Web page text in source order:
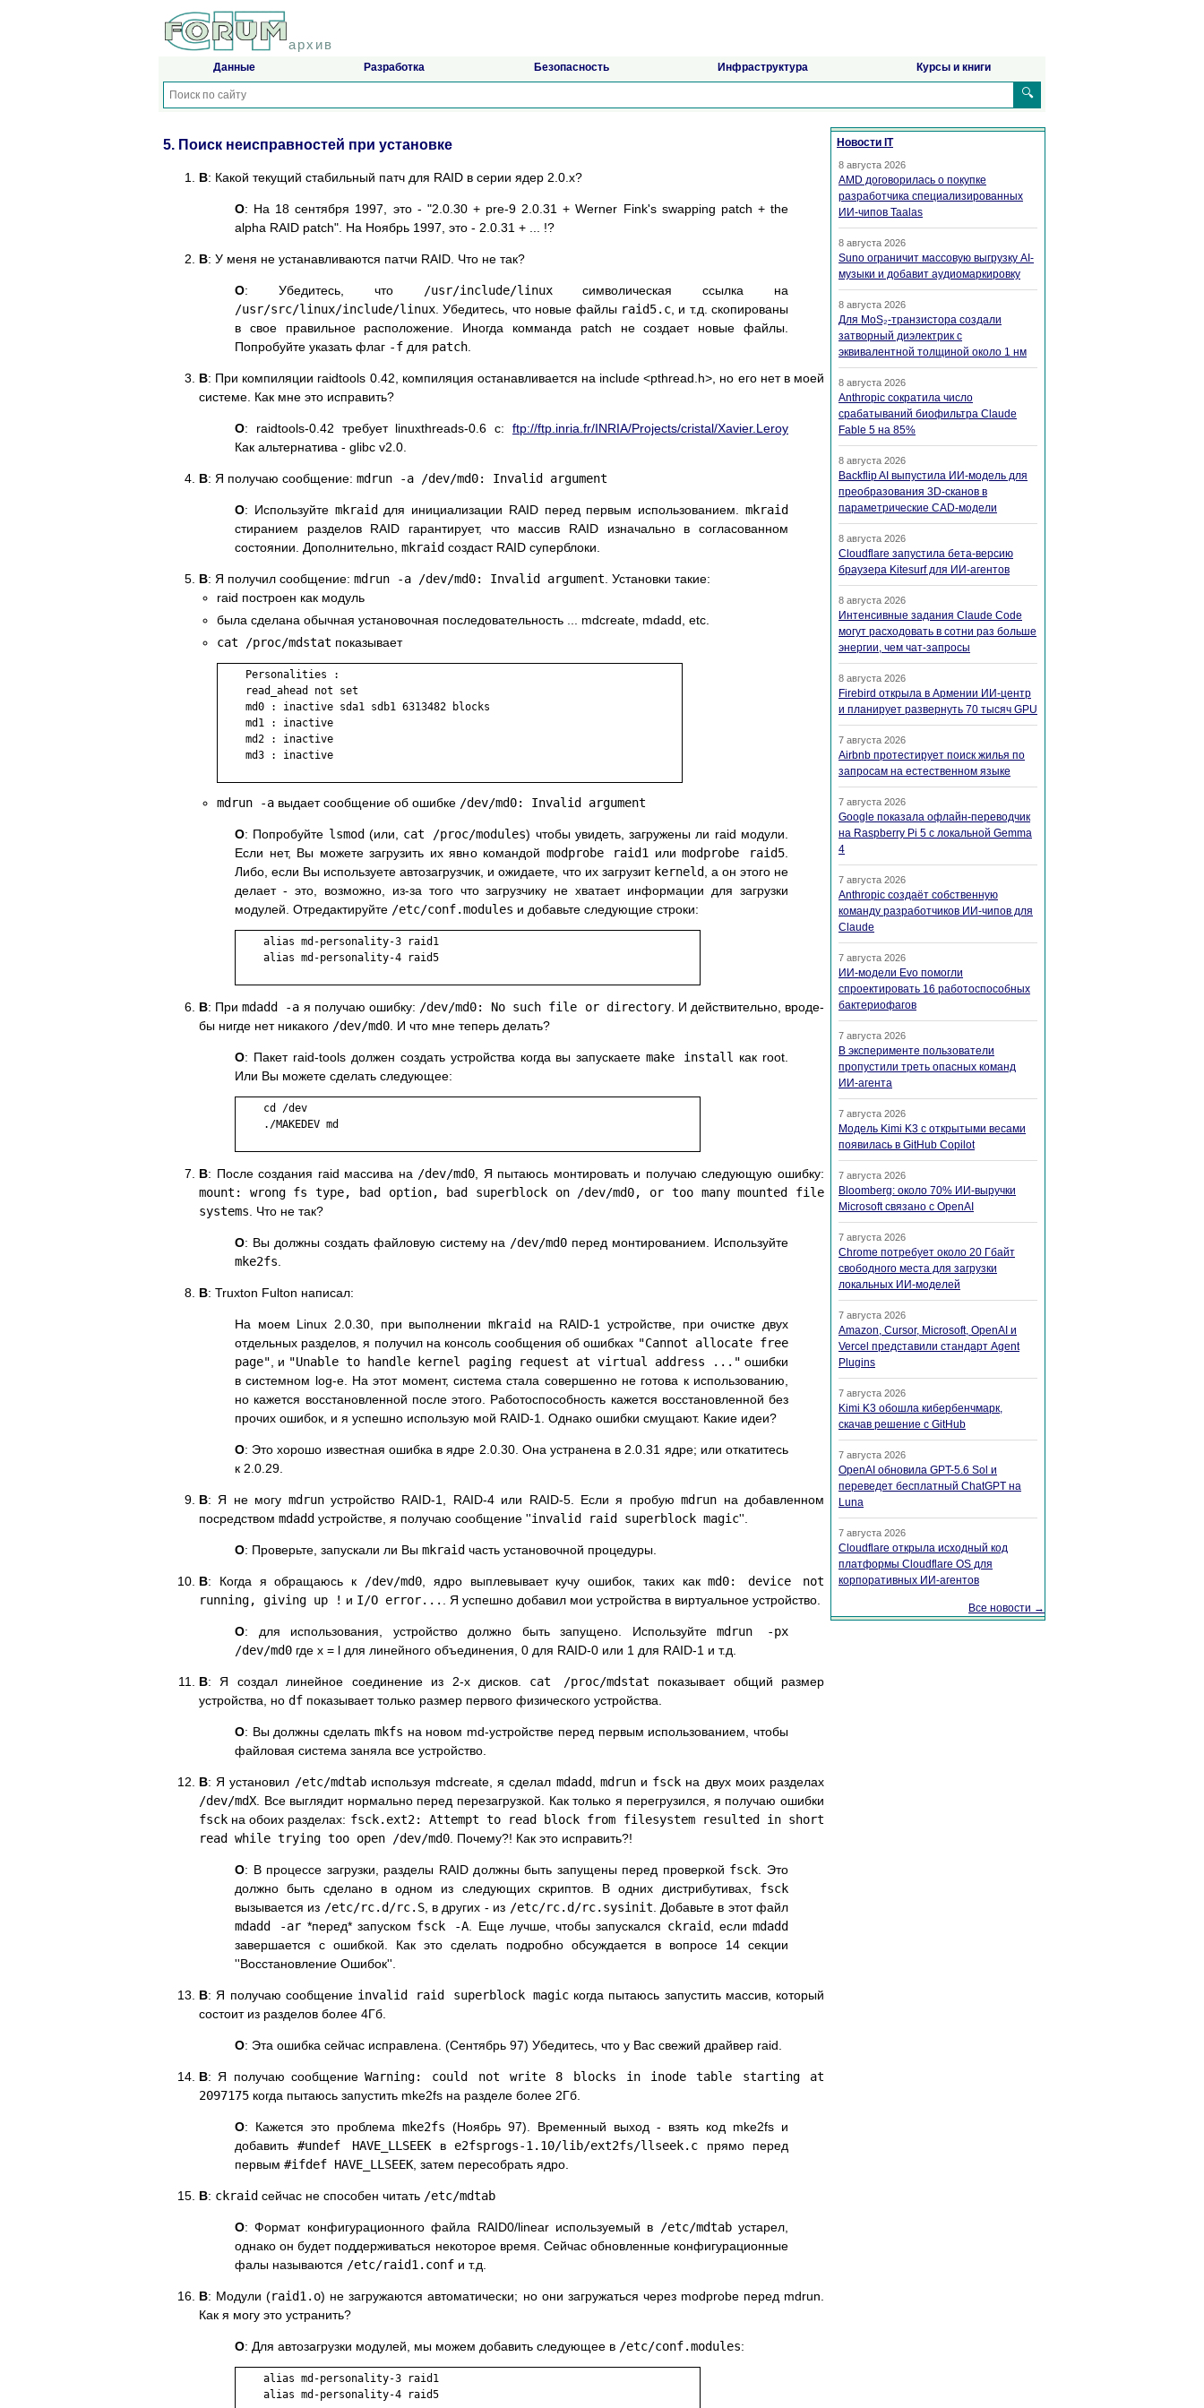
архив
Данные Разработка Безопасность Инфраструктура Курсы и книги
🔍
5. Поиск неисправностей при установке
В: Какой текущий стабильный патч для RAID в серии ядер 2.0.x?
О: На 18 сентября 1997, это - "2.0.30 + pre-9 2.0.31 + Werner Fink's swapping patch + the
alpha RAID patch". На Ноябрь 1997, это - 2.0.31 + ... !?
В: У меня не устанавливаются патчи RAID. Что не так?
О: Убедитесь, что /usr/include/linuxсимволическая ссылка на
/usr/src/linux/include/linux . Убедитесь, что новые файлы raid5.c, и т.д. скопированы
в свое правильное расположение. Иногда комманда patch не создает новые файлы.
Попробуйте указать флаг -f для patch
В: При компиляции raidtools 0.42, компиляция останавливается на include <pthread.h>, но его нет в моей
системе. Как мне это исправить?
О: raidtools-0.42 требует linuxthreads-0.6 с: ftp://ftp.inria.fr/INRIA/Projects/cristal/Xavier.Leroy
Как альтернатива - glibc v2.0.
В: Я получаю сообщение: mdrun -a /dev/md0: Invalid argument
О: Используйте mkraid для инициализации RAID перед первым использованием.mkraid
стиранием разделов RAID гарантирует, что массив RAID изначально в согласованном
состоянии. Дополнительно, mkraid создаст RAID суперблоки.
В: Я получил сообщение: mdrun -a /dev/md0: Invalid argument . Установки такие:
raid построен как модуль
была сделана обычная установочная последовательность ... mdcreate, mdadd, etc.
cat /proc/mdstat показывает
    Personalities :
    read_ahead not set
    md0 : inactive sda1 sdb1 6313482 blocks
    md1 : inactive
    md2 : inactive
    md3 : inactive
mdrun -a выдает сообщение об ошибке /dev/md0: Invalid argument
О: Попробуйте lsmod (или, cat /proc/modules) чтобы увидеть, загружены ли raid модули.
Если нет, Вы можете загрузить их явно командой modprobe raid1 илиmodprobe raid5
Либо, если Вы используете автозагрузчик, и ожидаете, что их загрузит kerneld
, а он этого не
делает - это, возможно, из-за того что загрузчику не хватает информации для загрузки
модулей. Отредактируйте /etc/conf.modules и добавьте следующие строки:
    alias md-personality-3 raid1
    alias md-personality-4 raid5
В: Приmdadd -a я получаю ошибку: /dev/md0: No such file or directory. И действительно, вроде-
бы нигде нет никакого /dev/md0 . И что мне теперь делать?
О: Пакет raid-tools должен создать устройства когда вы запускаетеmake install
как root.
Или Вы можете сделать следующее:
    cd /dev
    ./MAKEDEV md
В: После создания raid массива на /dev/md0 , Я пытаюсь монтировать и получаю следующую ошибку:
mount: wrong fs type, bad option, bad superblock on /dev/md0, or too many mounted file
systems . Что не так?
О: Вы должны создать файловую систему на /dev/md0 перед монтированием. Используйте
mke2fs
В: Truxton Fulton написал:
На моем Linux 2.0.30, при выполнении mkraid
на RAID-1 устройстве, при очистке двух
отдельных разделов, я получил на консоль сообщения об ошибках "Cannot allocate free
page" , и "Unable to handle kernel paging request at virtual address ..." ошибки
в системном log-е. На этот момент, система стала совершенно не готова к использованию,
но кажется восстановленной после этого. Работоспособность кажется восстановленной без
прочих ошибок, и я успешно использую мой RAID-1. Однако ошибки смущают. Какие идеи?
О: Это хорошо известная ошибка в ядре 2.0.30. Она устранена в 2.0.31 ядре; или откатитесь
к 2.0.29.
В: Я не могу mdrunустройство RAID-1, RAID-4 или RAID-5. Если я пробуюmdrun на добавленном
посредством mdadd устройстве, я получаю сообщение ''invalid raid superblock magic''.
О: Проверьте, запускали ли Вы mkraid часть установочной процедуры.
В: Когда я обращаюсь к /dev/md0, ядро выплевывает кучу ошибок, таких какmd0: device not
running, giving up ! и I/O error... . Я успешно добавил мои устройства в виртуальное устройство.
О: для использования, устройство должно быть запущено. Используйтеmdrun -px
/dev/md0 где x = l для линейного объединения, 0 для RAID-0 или 1 для RAID-1 и т.д.
В: Я создал линейное соединение из 2-х дисков. cat /proc/mdstat показывает общий размер
устройства, но df показывает только размер первого физического устройства.
О: Вы должны сделать mkfs на новом md-устройстве перед первым использованием, чтобы
файловая система заняла все устройство.
В: Я установил /etc/mdtabиспользуя mdcreate, я сделал mdadd mdrunи fsck на двух моих разделах
/dev/mdX . Все выглядит нормально перед перезагрузкой. Как только я перегрузился, я получаю ошибки
fsck на обоих разделах: fsck.ext2: Attempt to read block from filesystem resulted in short
read while trying too open /dev/md0 . Почему?! Как это исправить?!
О: В процессе загрузки, разделы RAID должны быть запущены перед проверкой fsck . Это
должно быть сделано в одном из следующих скриптов. В одних дистрибутивах, fsck
вызывается из /etc/rc.d/rc.S, в других - из /etc/rc.d/rc.sysinit . Добавьте в этот файл
mdadd -ar *перед* запуском fsck -A . Еще лучше, чтобы запускался ckraid , если mdadd
завершается с ошибкой. Как это сделать подробно обсуждается в вопросе 14 секции
''Восстановление Ошибок''.
В: Я получаю сообщение invalid raid superblock magicкогда пытаюсь запустить массив, который
состоит из разделов более 4Гб.
О: Эта ошибка сейчас исправлена. (Сентябрь 97) Убедитесь, что у Вас свежий драйвер raid.
В: Я получаю сообщениеWarning: could not write 8 blocks in inode table starting at
2097175 когда пытаюсь запустить mke2fs на разделе более 2Гб.
О: Кажется это проблема mke2fs (Ноябрь 97). Временный выход - взять код mke2fs и
добавить #undef HAVE_LLSEEK в e2fsprogs-1.10/lib/ext2fs/llseek.c прямо перед
первым #ifdef HAVE_LLSEEK , затем пересобрать ядро.
В: ckraid сейчас не способен читать /etc/mdtab
О: Формат конфигурационного файла RAID0/linear используемый в /etc/mdtabустарел,
однако он будет поддерживаться некоторое время. Сейчас обновленные конфигурационные
фалы называются /etc/raid1.conf и т.д.
В: Модули (raid1.o) не загружаются автоматически; но они загружаться через modprobe перед mdrun.
Как я могу это устранить?
О: Для автозагрузки модулей, мы можем добавить следующее в /etc/conf.modules:
    alias md-personality-3 raid1
    alias md-personality-4 raid5
Новости IT
8 августа 2026
AMD договорилась о покупке
разработчика специализированных
ИИ-чипов Taalas
8 августа 2026
Suno ограничит массовую выгрузку AI-
музыки и добавит аудиомаркировку
8 августа 2026
Для MoS₂-транзистора создали
затворный диэлектрик с
эквивалентной толщиной около 1 нм
8 августа 2026
Anthropic сократила число
срабатываний биофильтра Claude
Fable 5 на 85%
8 августа 2026
Backflip AI выпустила ИИ-модель для
преобразования 3D-сканов в
параметрические CAD-модели
8 августа 2026
Cloudflare запустила бета-версию
браузера Kitesurf для ИИ-агентов
8 августа 2026
Интенсивные задания Claude Code
могут расходовать в сотни раз больше
энергии, чем чат-запросы
8 августа 2026
Firebird открыла в Армении ИИ-центр
и планирует развернуть 70 тысяч GPU
7 августа 2026
Airbnb протестирует поиск жилья по
запросам на естественном языке
7 августа 2026
Google показала офлайн-переводчик
на Raspberry Pi 5 с локальной Gemma
4
7 августа 2026
Anthropic создаёт собственную
команду разработчиков ИИ-чипов для
Claude
7 августа 2026
ИИ-модели Evo помогли
спроектировать 16 работоспособных
бактериофагов
7 августа 2026
В эксперименте пользователи
пропустили треть опасных команд
ИИ-агента
7 августа 2026
Модель Kimi K3 с открытыми весами
появилась в GitHub Copilot
7 августа 2026
Bloomberg: около 70% ИИ-выручки
Microsoft связано с OpenAI
7 августа 2026
Chrome потребует около 20 Гбайт
свободного места для загрузки
локальных ИИ-моделей
7 августа 2026
Amazon, Cursor, Microsoft, OpenAI и
Vercel представили стандарт Agent
Plugins
7 августа 2026
Kimi K3 обошла кибербенчмарк,
скачав решение с GitHub
7 августа 2026
OpenAI обновила GPT-5.6 Sol и
переведет бесплатный ChatGPT на
Luna
7 августа 2026
Cloudflare открыла исходный код
платформы Cloudflare OS для
корпоративных ИИ-агентов
Все новости →